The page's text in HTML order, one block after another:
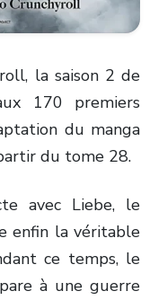
la saison 2 de
170 premiers
du manga
du tome 28.
avec Liebe, le
enfin la véritable
ce temps, le
à une guerre